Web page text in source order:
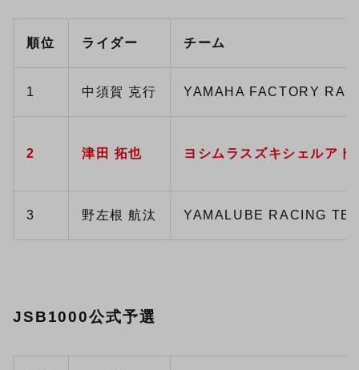
順位 ライダー チーム
1 中須賀 克行 YAMAHA FACTORY
2 津田 拓也 ヨシムラスズキシェルアド
3 野左根 航汰 YAMALUBE RACING
JSB1000公式予選